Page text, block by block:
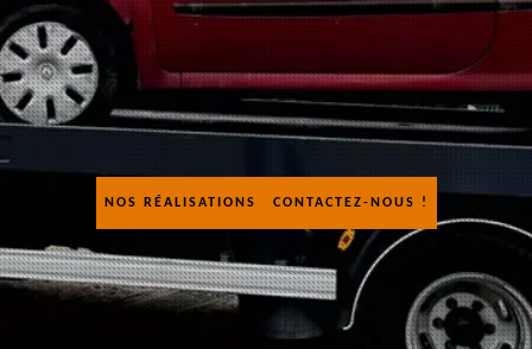
NOS RÉALISATIONS CONTACTEZ-NOUS !